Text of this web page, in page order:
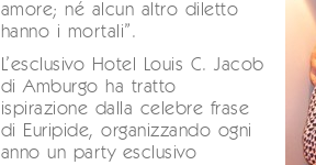
amore; né alcun altro diletto
hanno i mortali”.
L’esclusivo Hotel Louis C. Jacob
di Amburgo ha tratto
ispirazione dalla celebre frase
di Euripide, organizzando ogni
anno un party esclusivo